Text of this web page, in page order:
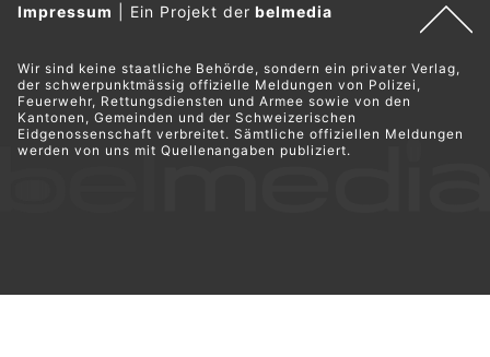
Impressum Ein Projekt derbelmedia
Wir sind keine staatliche Behörde, sondern ein privater Verlag,
der schwerpunktmässig offizielle Meldungen von Polizei,
Feuerwehr, Rettungsdiensten und Armee sowie von den
Kantonen, Gemeinden und der Schweizerischen
Eidgenossenschaft verbreitet. Sämtliche offiziellen Meldungen
werden von uns mit Quellenangaben publiziert.